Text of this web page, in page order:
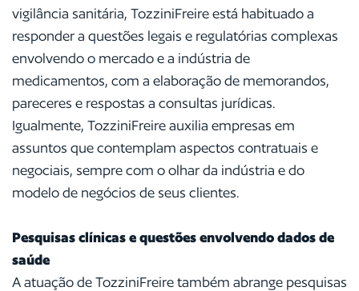
vigilância sanitária, TozziniFreire está habituado a
responder a questões legais e regulatórias complexas
envolvendo o mercado e a indústria de
medicamentos, com a elaboração de memorandos,
pareceres e respostas a consultas jurídicas.
Igualmente, TozziniFreire auxilia empresas em
assuntos que contemplam aspectos contratuais e
negociais, sempre com o olhar da indústria e do
modelo de negócios de seus clientes.
Pesquisas clínicas e questões envolvendo dados de
saúde
A atuação de TozziniFreire também abrange pesquisas